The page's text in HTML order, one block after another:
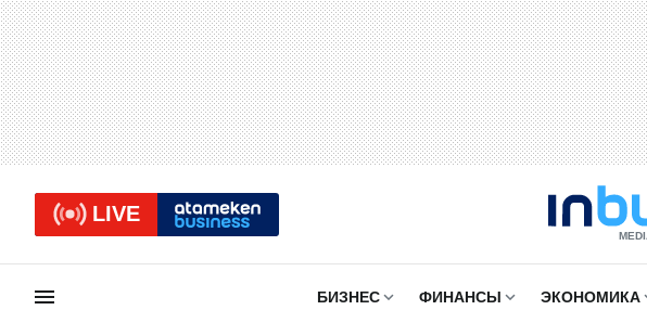
LIVE
БИЗНЕС ФИНАНСЫ ЭКОНОМИКА